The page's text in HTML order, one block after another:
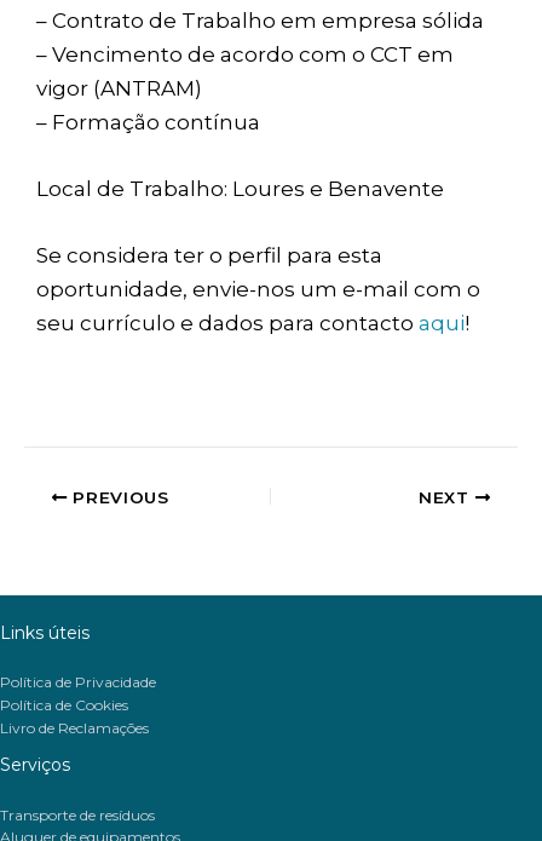
– Contrato de Trabalho em empresa sólida
– Vencimento de acordo com o CCT em
vigor (ANTRAM)
– Formação contínua
Local de Trabalho: Loures e Benavente
Se considera ter o perfil para esta
oportunidade, envie-nos um e-mail com o
seu currículo e dados para contacto aqui!
PREVIOUS NEXT
Links úteis
Política de Privacidade
Política de Cookies
Livro de Reclamações
Serviços
Transporte de resíduos
Aluguer de equipamentos